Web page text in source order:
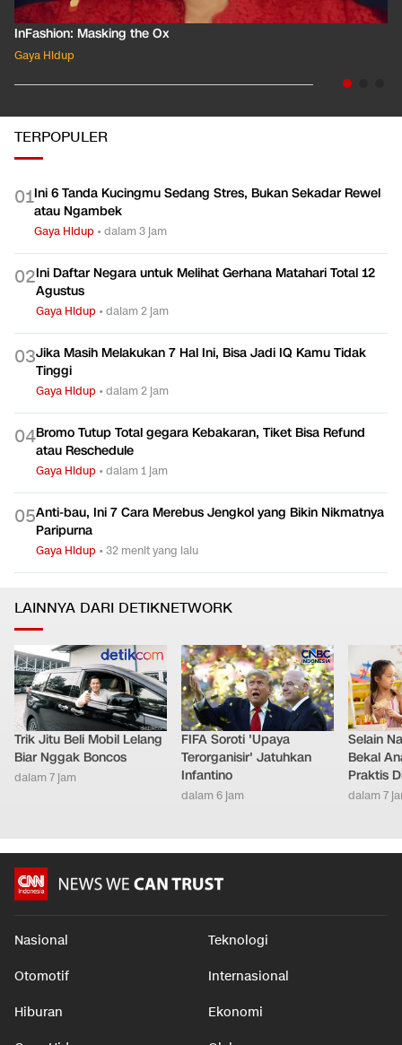
InFashion: Masking the Ox
Gaya Hidup
TERPOPULER
01Ini 6 Tanda Kucingmu Sedang Stres, Bukan Sekadar Rewel
atau Ngambek
Gaya Hidup •dalam 3 jam
02Ini Daftar Negara untuk Melihat Gerhana Matahari Total 12
Agustus
Gaya Hidup •dalam 2 jam
03Jika Masih Melakukan 7 Hal Ini, Bisa Jadi IQ Kamu Tidak
Tinggi
Gaya Hidup •dalam 2 jam
04Bromo Tutup Total gegara Kebakaran, Tiket Bisa Refund
atau Reschedule
Gaya Hidup •dalam 1 jam
05Anti-bau, Ini 7 Cara Merebus Jengkol yang Bikin Nikmatnya
Paripurna
Gaya Hidup •32 menit yang lalu
LAINNYA DARI DETIKNETWORK
Trik Jitu Beli Mobil Lelang
Biar Nggak Boncos
dalam 7 jam
FIFA Soroti 'Upaya
Terorganisir' Jatuhkan
Infantino
dalam 6 jam
Selain
Bekal
Praktis
dalam 7
Nasional Teknologi
Otomotif Internasional
Hiburan Ekonomi